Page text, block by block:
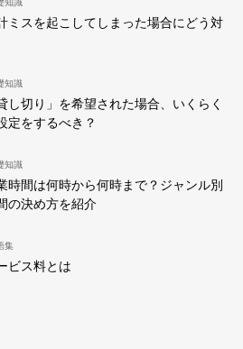
知識
ミスを起こしてしまった場合にどう対
知識
し切り」を希望された場合、いくらく
定をするべき？
知識
時間は何時から何時まで？ジャンル別
の決め方を紹介
集
ビス料とは